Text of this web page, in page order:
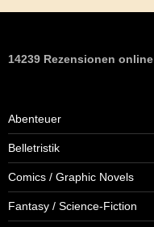
14239 Rezensionen online
Abenteuer
Belletristik
Comics / Graphic Novels
Fantasy / Science-Fiction